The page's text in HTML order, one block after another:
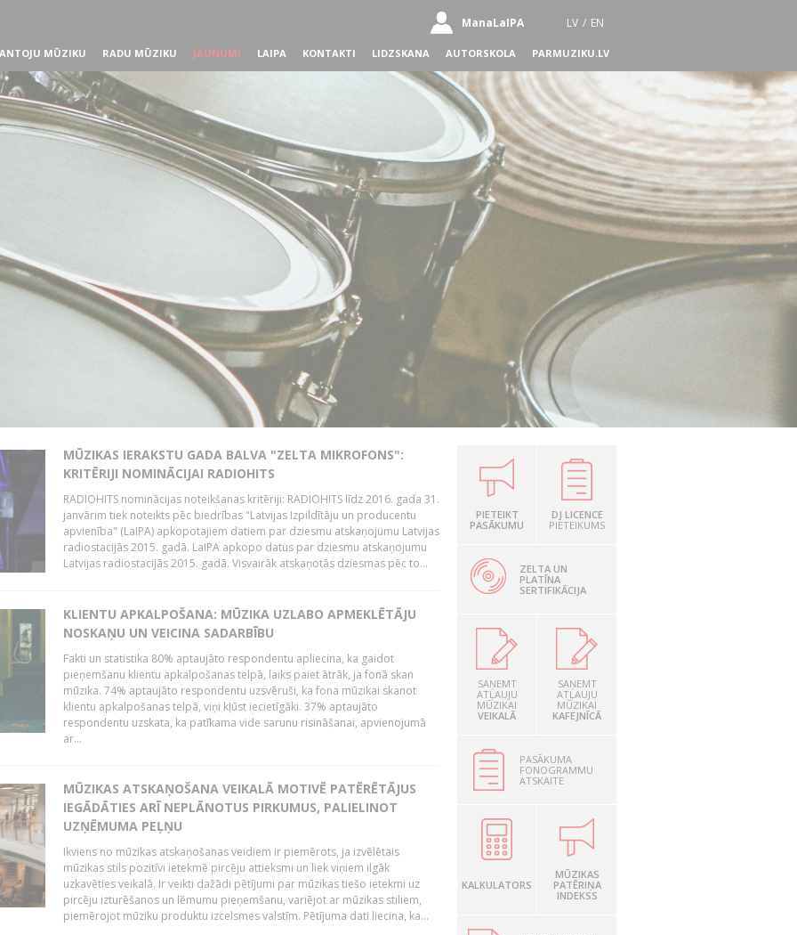
ManaLaIPA LV / EN
MŪZIKU RADU MŪZIKU JAUNUMI LAIPA KONTAKTI LIDZSKANA AUTORSKOLA PARMUZIKU.LV
MŪZIKAS IERAKSTU GADA BALVA "ZELTA MIKROFONS":
KRITĒRIJI NOMINĀCIJAI RADIOHITS
RADIOHITS nominācijas noteikšanas kritēriji: RADIOHITS līdz 2016. gada 31.
janvārim tiek noteikts pēc biedrības "Latvijas Izpildītāju un producentu
apvienība" (LaIPA) apkopotajiem datiem par dziesmu atskaņojumu Latvijas
radiostacijās 2015. gadā. LaIPA apkopo datus par dziesmu atskaņojumu
Latvijas radiostacijās 2015. gadā. Visvairāk atskaņotās dziesmas pēc to...
KLIENTU APKALPOŠANA: MŪZIKA UZLABO APMEKLĒTĀJU
NOSKAŅU UN VEICINA SADARBĪBU
Fakti un statistika 80% aptaujāto respondentu apliecina, ka gaidot
pieņemšanu klientu apkalpošanas telpā, laiks paiet ātrāk, ja fonā skan
mūzika. 74% aptaujāto respondentu uzsvēruši, ka fona mūzikai skanot
klientu apkalpošanas telpā, viņi kļūst iecietīgāki. 37% aptaujāto
respondentu uzskata, ka patīkama vide sarunu risināšanai, apvienojumā
ar...
MŪZIKAS ATSKAŅOŠANA VEIKALĀ MOTIVĒ PATĒRĒTĀJUS
IEGĀDĀTIES ARĪ NEPLĀNOTUS PIRKUMUS, PALIELINOT
UZŅĒMUMA PEĻŅU
Ikviens no mūzikas atskaņošanas veidiem ir piemērots, ja izvēlētais
mūzikas stils pozitīvi ietekmē pircēju attieksmi un liek viņiem ilgāk
uzkavēties veikalā. Ir veikti dažādi pētījumi par mūzikas tiešo ietekmi uz
pircēju izturēšanos un lēmumu pieņemšanu, variējot ar mūzikas stiliem,
piemērojot mūziku produktu izcelsmes valstīm. Pētījuma dati liecina, ka...
PIETEIKT
PASĀKUMU
DJ LICENCE
PIETEIKUMS
ZELTA UN
PLATĪNA
SERTIFIKĀCIJA
SAŅEMT
ATĻAUJU
MŪZIKAI
VEIKALĀ
SAŅEMT
ATĻAUJU
MŪZIKAI
KAFEJNĪCĀ
PASĀKUMA
FONOGRAMMU
ATSKAITE
KALKULATORS
MŪZIKAS
PATĒRIŅA
INDEKSS